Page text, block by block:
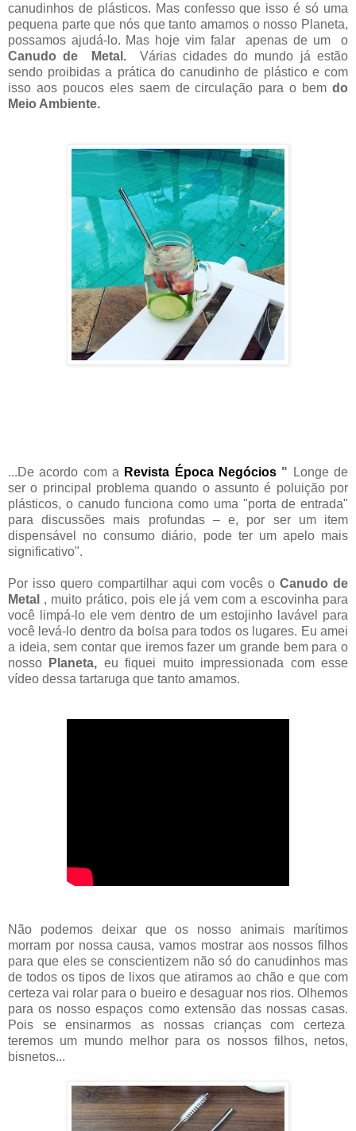
canudinhos de plásticos. Mas confesso que isso é só uma
pequena parte que nós que tanto amamos o nosso Planeta,
possamos ajudá-lo. Mas hoje vim falar apenas de um o
Canudo de Metal.
Várias cidades do mundo já estão
sendo proibidas a prática do canudinho de plástico e com
isso aos poucos eles saem de circulação para o bem do
Meio Ambiente.
...De acordo com a Revista Época Negócios "
Longe de
ser o principal problema quando o assunto é poluição por
plásticos, o canudo funciona como uma "porta de entrada"
para discussões mais profundas – e, por ser um item
dispensável no consumo diário, pode ter um apelo mais
significativo".
Por isso quero compartilhar aqui com vocês o Canudo de
Metal , muito prático, pois ele já vem com a escovinha para
você limpá-lo ele vem dentro de um estojinho lavável para
você levá-lo dentro da bolsa para todos os lugares. Eu amei
a ideia, sem contar que iremos fazer um grande bem para o
nosso Planeta, eu fiquei muito impressionada com esse
vídeo dessa tartaruga que tanto amamos.
Não podemos deixar que os nosso animais marítimos
morram por nossa causa, vamos mostrar aos nossos filhos
para que eles se conscientizem não só do canudinhos mas
de todos os tipos de lixos que atiramos ao chão e que com
certeza vai rolar para o bueiro e desaguarnos rios. Olhemos
para os nosso espaços como extensão das nossas casas.
Pois se ensinarmos as nossas crianças com certeza
teremos um mundo melhor para os nossos filhos, netos,
bisnetos...